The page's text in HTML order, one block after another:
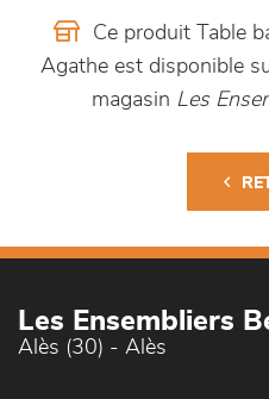
Ce produit Table
Agathe est disponible
magasin Les
Les Ensembliers
Alès (30) - Alès